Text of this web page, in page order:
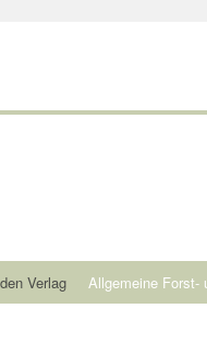
Verlag Allgemeine Forst-